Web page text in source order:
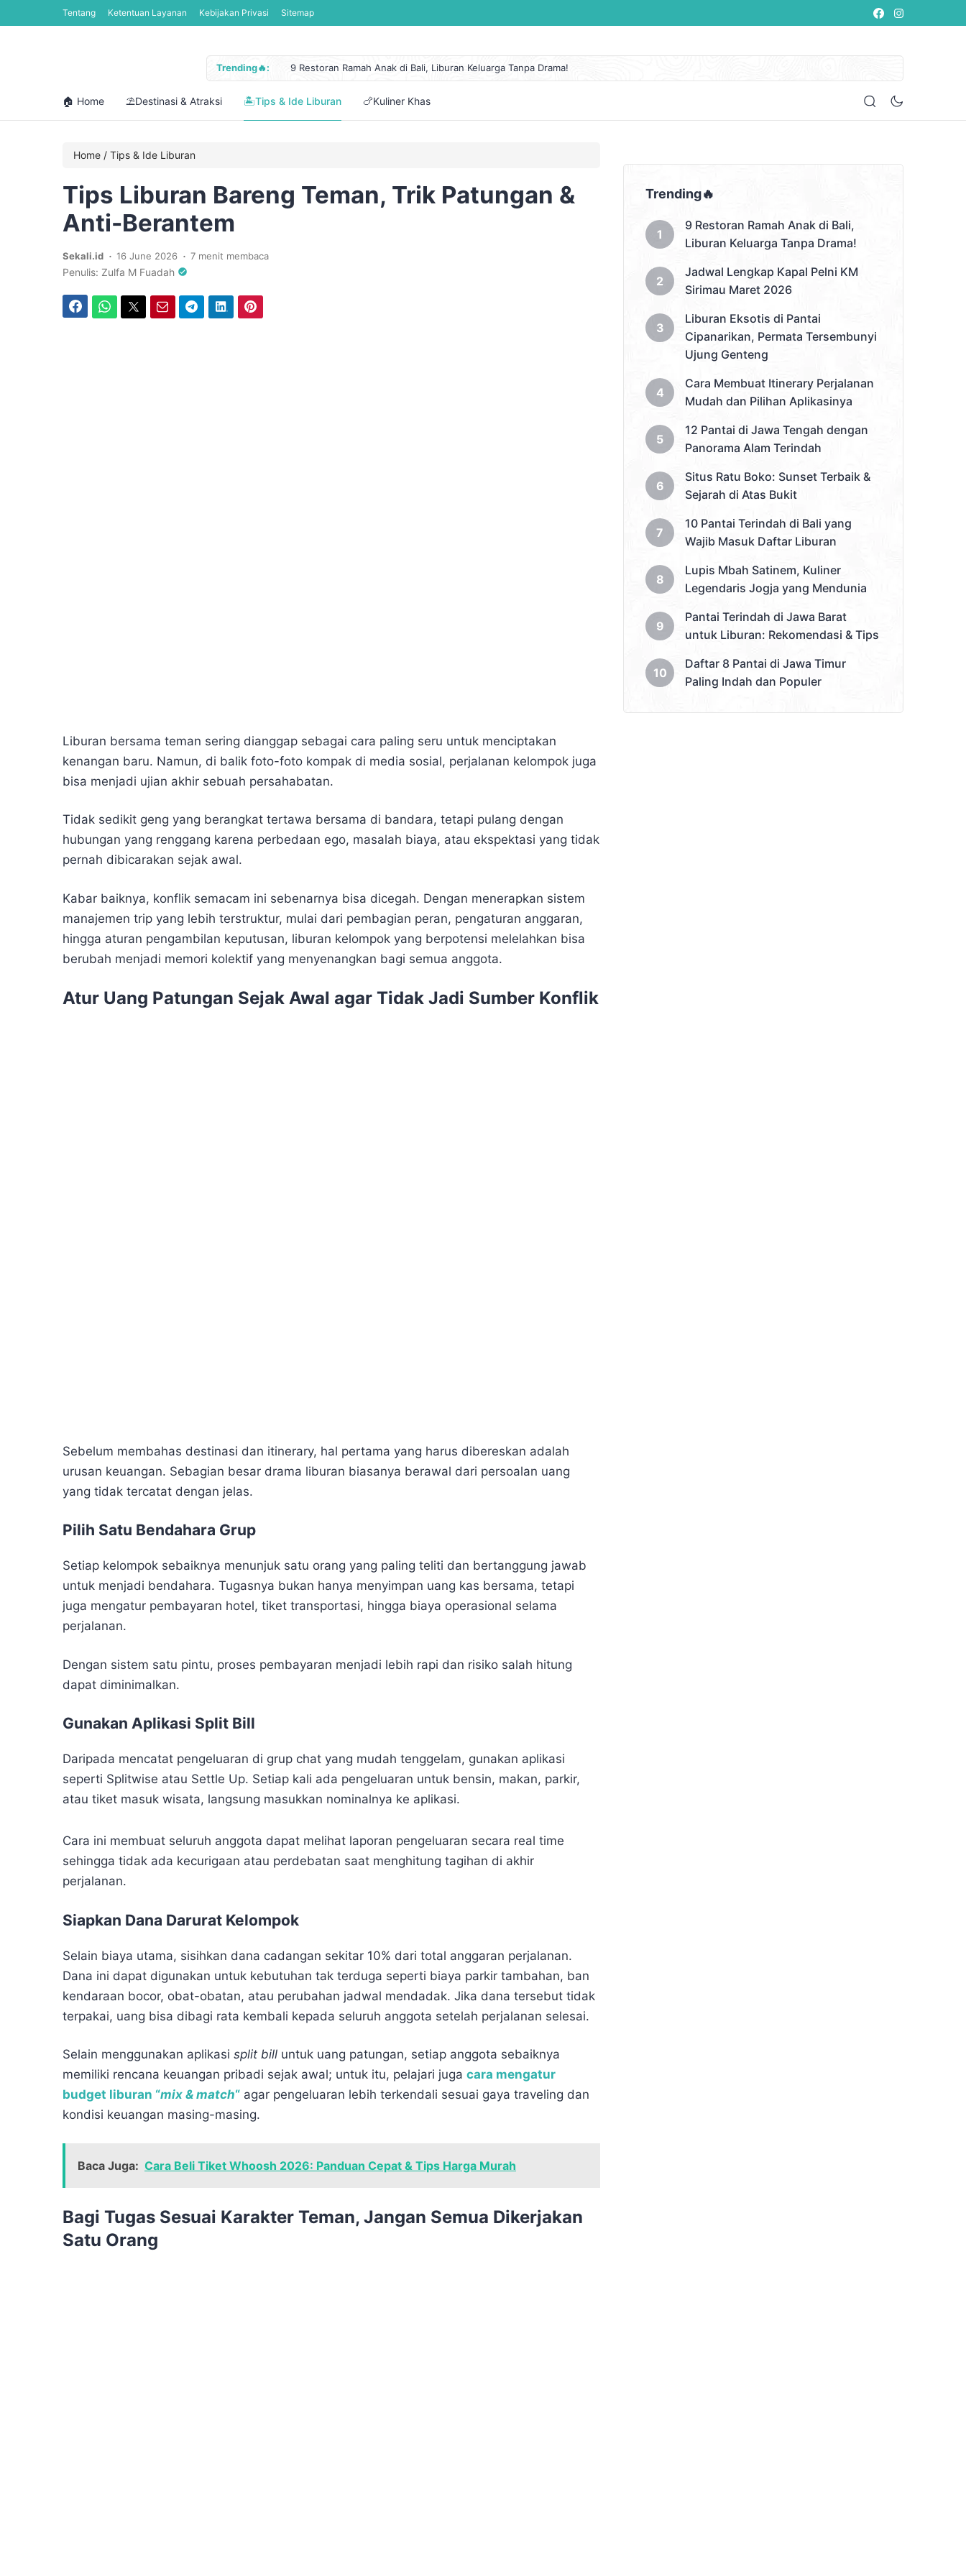
Tentang Ketentuan Layanan Kebijakan Privasi Sitemap
Trending🔥:
9 Restoran Ramah Anak di Bali, Liburan Keluarga Tanpa Drama!
Jadwal Lengkap Kapal Pelni KM Sirimau Maret 2026
Liburan Eksotis di Pantai Cipanarikan, Permata Tersembunyi Ujung Genteng
🏠 Home ⛱️Destinasi & Atraksi 🏝️Tips & Ide Liburan 🍗Kuliner Khas
Home / Tips & Ide Liburan
Tips Liburan Bareng Teman, Trik Patungan &
Anti-Berantem
Sekali.id . 16 June 2026 . 7 menit membaca
Penulis: Zulfa M Fuadah
Liburan bersama teman sering dianggap sebagai cara paling seru untuk menciptakan
kenangan baru. Namun, di balik foto-foto kompak di media sosial, perjalanan kelompok juga
bisa menjadi ujian akhir sebuah persahabatan.
Tidak sedikit geng yang berangkat tertawa bersama di bandara, tetapi pulang dengan
hubungan yang renggang karena perbedaan ego, masalah biaya, atau ekspektasi yang tidak
pernah dibicarakan sejak awal.
Kabar baiknya, konflik semacam ini sebenarnya bisa dicegah. Dengan menerapkan sistem
manajemen trip yang lebih terstruktur, mulai dari pembagian peran, pengaturan anggaran,
hingga aturan pengambilan keputusan, liburan kelompok yang berpotensi melelahkan bisa
berubah menjadi memori kolektif yang menyenangkan bagi semua anggota.
Atur Uang Patungan Sejak Awal agar Tidak Jadi Sumber Konflik
Sebelum membahas destinasi dan itinerary, hal pertama yang harus dibereskan adalah
urusan keuangan. Sebagian besar drama liburan biasanya berawal dari persoalan uang
yang tidak tercatat dengan jelas.
Pilih Satu Bendahara Grup
Setiap kelompok sebaiknya menunjuk satu orang yang paling teliti dan bertanggung jawab
untuk menjadi bendahara. Tugasnya bukan hanya menyimpan uang kas bersama, tetapi
juga mengatur pembayaran hotel, tiket transportasi, hingga biaya operasional selama
perjalanan.
Dengan sistem satu pintu, proses pembayaran menjadi lebih rapi dan risiko salah hitung
dapat diminimalkan.
Gunakan Aplikasi Split Bill
Daripada mencatat pengeluaran di grup chat yang mudah tenggelam, gunakan aplikasi
seperti Splitwise atau Settle Up. Setiap kali ada pengeluaran untuk bensin, makan, parkir,
atau tiket masuk wisata, langsung masukkan nominalnya ke aplikasi.
Cara ini membuat seluruh anggota dapat melihat laporan pengeluaran secara real time
sehingga tidak ada kecurigaan atau perdebatan saat menghitung tagihan di akhir
perjalanan.
Siapkan Dana Darurat Kelompok
Selain biaya utama, sisihkan dana cadangan sekitar 10% dari total anggaran perjalanan.
Dana ini dapat digunakan untuk kebutuhan tak terduga seperti biaya parkir tambahan, ban
kendaraan bocor, obat-obatan, atau perubahan jadwal mendadak. Jika dana tersebut tidak
terpakai, uang bisa dibagi rata kembali kepada seluruh anggota setelah perjalanan selesai.
Selain menggunakan aplikasi split bill untuk uang patungan, setiap anggota sebaiknya
memiliki rencana keuangan pribadi sejak awal; untuk itu, pelajari juga cara mengatur
budget liburan “mix & match“ agar pengeluaran lebih terkendali sesuai gaya traveling dan
kondisi keuangan masing-masing.
Baca Juga: Cara Beli Tiket Whoosh 2026: Panduan Cepat & Tips Harga Murah
Bagi Tugas Sesuai Karakter Teman, Jangan Semua Dikerjakan
Satu Orang
Trending🔥
9 Restoran Ramah Anak di Bali,
Liburan Keluarga Tanpa Drama!
Jadwal Lengkap Kapal Pelni KM
Sirimau Maret 2026
Liburan Eksotis di Pantai
Cipanarikan, Permata Tersembunyi
Ujung Genteng
Cara Membuat Itinerary Perjalanan
Mudah dan Pilihan Aplikasinya
12 Pantai di Jawa Tengah dengan
Panorama Alam Terindah
Situs Ratu Boko: Sunset Terbaik &
Sejarah di Atas Bukit
10 Pantai Terindah di Bali yang
Wajib Masuk Daftar Liburan
Lupis Mbah Satinem, Kuliner
Legendaris Jogja yang Mendunia
Pantai Terindah di Jawa Barat
untuk Liburan: Rekomendasi & Tips
Daftar 8 Pantai di Jawa Timur
Paling Indah dan Populer